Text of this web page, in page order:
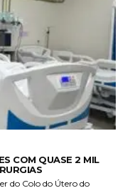
COM QUASE 2 MIL
do Colo do Útero do